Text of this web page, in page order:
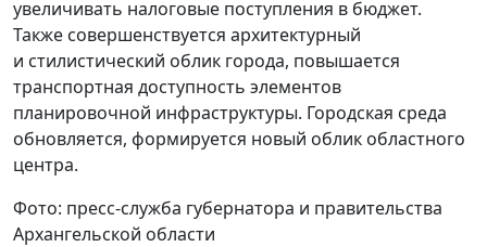
увеличивать налоговые поступления в бюджет.
Также совершенствуется архитектурный
и стилистический облик города, повышается
транспортная доступность элементов
планировочной инфраструктуры. Городская среда
обновляется, формируется новый облик областного
центра.
Фото: пресс-служба губернатора и правительства
Архангельской области